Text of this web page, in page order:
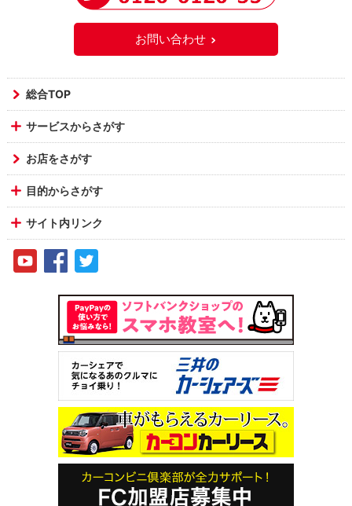
お問い合わせ
総合TOP
サービスからさがす
お店をさがす
目的からさがす
サイト内リンク